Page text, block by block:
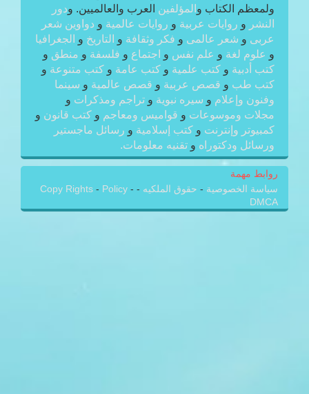
ولمعظم الكتاب و المؤلفين العرب والعالميين. ودور
النشر و روايات عربية و روايات عالمية و دواوين شعر
عربى و شعر عالمى و فكر وثقافة و التاريخ و الجغرافيا
و علوم لغة و علم نفس و اجتماع و فلسفة و منطق و
كتب أدبية و كتب علمية و كتب عامة و كتب متنوعة و
كتب طب و قصص عربية و قصص عالمية و سينما
وفنون وإعلام و سيره نبوية و تراجم ومذكرات و
مجلات وموسوعات و قواميس ومعاجم و كتب قانون و
كمبيوتر وإنترنت و كتب إسلامية و رسائل ماجستير
ورسائل ودكتوراه و تقنيه معلومات.
روابط مهمة
سياسة الخصوصية - حقوق الملكيه -
Copy Rights - Policy -
DMCA